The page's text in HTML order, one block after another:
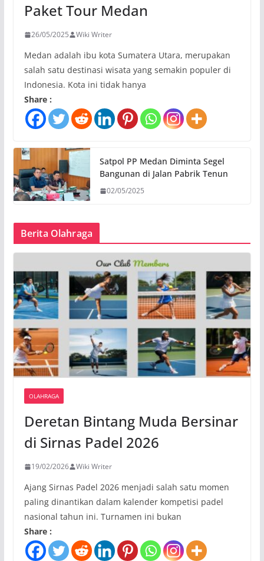
Paket Tour Medan
26/05/2025 Wiki Writer
Medan adalah ibu kota Sumatera Utara, merupakan
salah satu destinasi wisata yang semakin populer di
Indonesia. Kota ini tidak hanya
Share :
Satpol PP Medan Diminta Segel
Bangunan di Jalan Pabrik Tenun
02/05/2025
Berita Olahraga
OLAHRAGA
Deretan Bintang Muda Bersinar
di Sirnas Padel 2026
19/02/2026 Wiki Writer
Ajang Sirnas Padel 2026 menjadi salah satu momen
paling dinantikan dalam kalender kompetisi padel
nasional tahun ini. Turnamen ini bukan
Share :